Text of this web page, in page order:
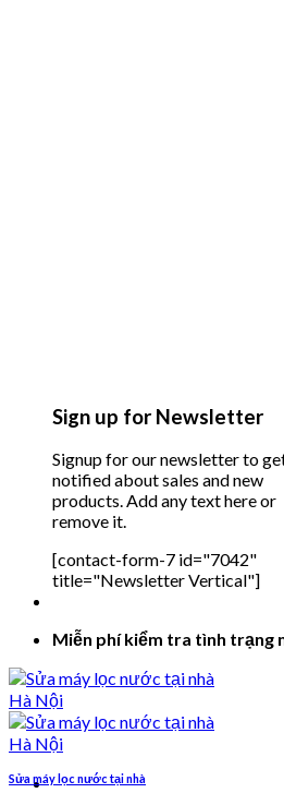
Sign up for Newsletter
Signup for our newsletter to
notified about sales and new
products. Add any text here or
remove it.
[contact-form-7 id="7042"
title="Newsletter Vertical"]
Miễn phí kiểm tra tình trạng
Sửa máy lọc nước tại nhà